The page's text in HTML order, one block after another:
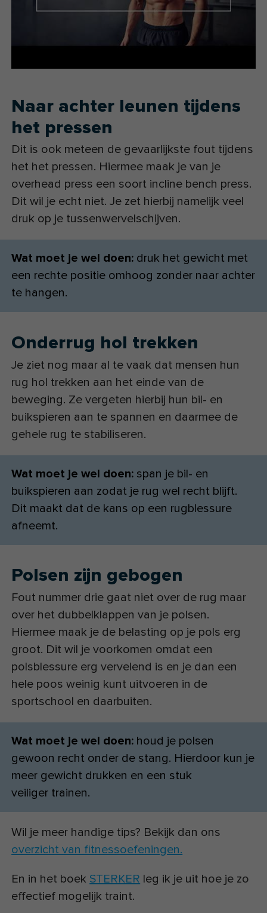
Naar achter leunen tijdens
het pressen
Dit is ook meteen de gevaarlijkste fout tijdens
het het pressen. Hiermee maak je van je
overhead press een soort incline bench press.
Dit wil je echt niet. Je zet hierbij namelijk veel
druk op je tussenwervelschijven.
Wat moet je wel doen: druk het gewicht met
een rechte positie omhoog zonder naar achter
te hangen.
Onderrug hol trekken
Je ziet nog maar al te vaak dat mensen hun
rug hol trekken aan het einde van de
beweging. Ze vergeten hierbij hun bil- en
buikspieren aan te spannen en daarmee de
gehele rug te stabiliseren.
Wat moet je wel doen: span je bil- en
buikspieren aan zodat je rug wel recht blijft.
Dit maakt dat de kans op een rugblessure
afneemt.
Polsen zijn gebogen
Fout nummer drie gaat niet over de rug maar
over het dubbelklappen van je polsen.
Hiermee maak je de belasting op je pols erg
groot. Dit wil je voorkomen omdat een
polsblessure erg vervelend is en je dan een
hele poos weinig kunt uitvoeren in de
sportschool en daarbuiten.
Wat moet je wel doen: houd je polsen
gewoon recht onder de stang. Hierdoor kun je
meer gewicht drukken en een stuk
veiliger trainen.
Wil je meer handige tips? Bekijk dan ons
overzicht van fitnessoefeningen.
En in het boek STERKER leg ik je uit hoe je zo
effectief mogelijk traint.